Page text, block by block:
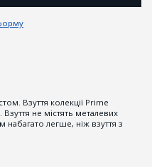
Взуття колекції Prime
не містять металевих
набагато легше, ніж взуття з